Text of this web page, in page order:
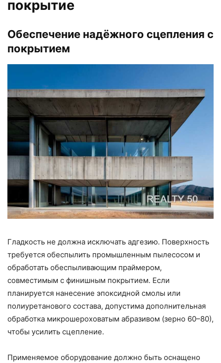
покрытие
Обеспечение надёжного сцепления с
покрытием
Гладкость не должна исключать адгезию. Поверхность
требуется обеспылить промышленным пылесосом и
обработать обеспыливающим праймером,
совместимым с финишным покрытием. Если
планируется нанесение эпоксидной смолы или
полиуретанового состава, допустима дополнительная
обработка микрошероховатым абразивом (зерно 60–80),
чтобы усилить сцепление.
Применяемое оборудование должно быть оснащено